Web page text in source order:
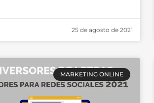
25 de agosto de 2021
MARKETING ONLINE